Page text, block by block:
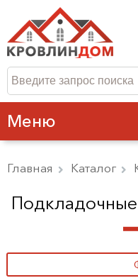
Меню
Главная Каталог